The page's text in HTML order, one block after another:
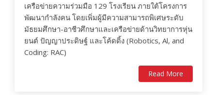
เครือข่ายความร่วมมือ 129 โรงเรียน ภายใต้โครงการ
พัฒนากำลังคน โดยเพิ่มผู้มีความสามารถพิเศษระดับ
มัธยมศึกษา-อาชีวศึกษาและเครือข่ายด้านวิทยาการหุ่น
ยนต์ ปัญญาประดิษฐ์ และโค้ดดิ้ง (Robotics, Al, and
Coding: RAC)
Read More